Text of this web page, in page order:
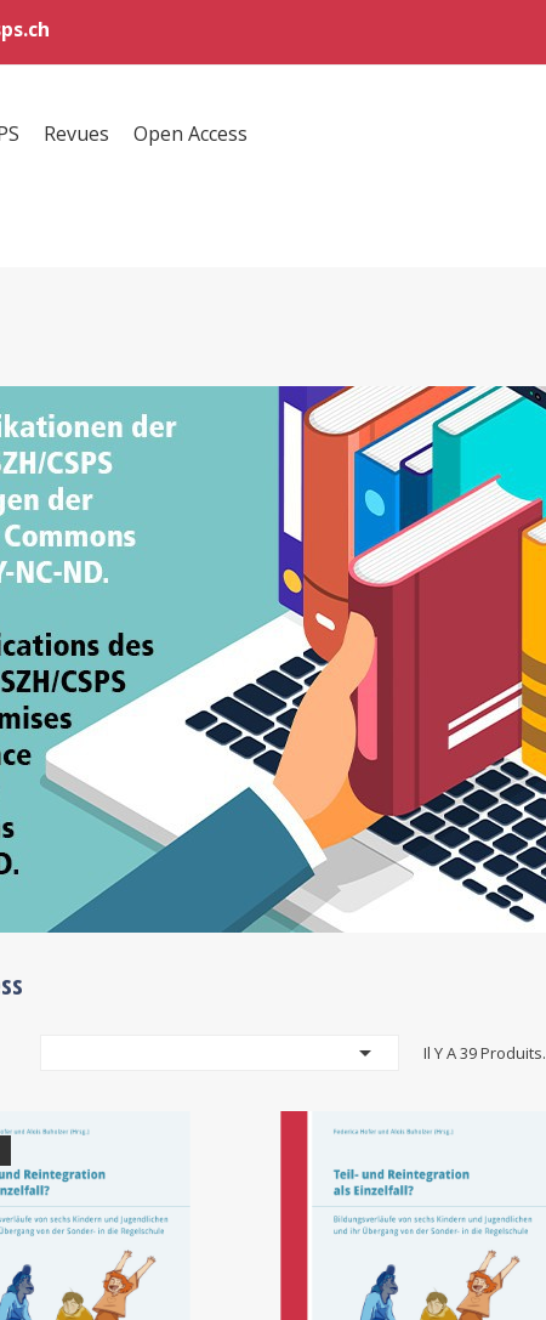
Revues Open Access
aux éditions SZH/CSPS sont soumises à
Creative Commons BY-NC-ND.
 Il Y A 39 Produits.